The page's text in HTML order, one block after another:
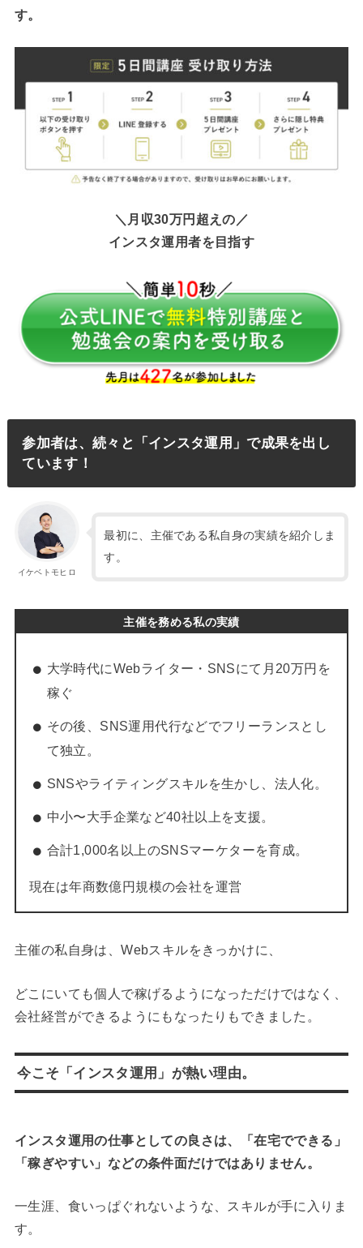
す。
＼月収30万円超えの／
インスタ運用者を目指す
参加者は、続々と「インスタ運用」で成果を出し
ています！
イケベトモヒロ
最初に、主催である私自身の実績を紹介しま
す。
主催を務める私の実績
大学時代にWebライター・SNSにて月20万円を
稼ぐ
その後、SNS運用代行などでフリーランスとし
て独立。
SNSやライティングスキルを生かし、法人化。
中小〜大手企業など40社以上を支援。
合計1,000名以上のSNSマーケターを育成。
現在は年商数億円規模の会社を運営
主催の私自身は、Webスキルをきっかけに、
どこにいても個人で稼げるようになっただけではなく、
会社経営ができるようにもなったりもできました。
今こそ「インスタ運用」が熱い理由。
インスタ運用の仕事としての良さは、「在宅でできる」
「稼ぎやすい」などの条件面だけではありません。
一生涯、食いっぱぐれないような、スキルが手に入りま
す。